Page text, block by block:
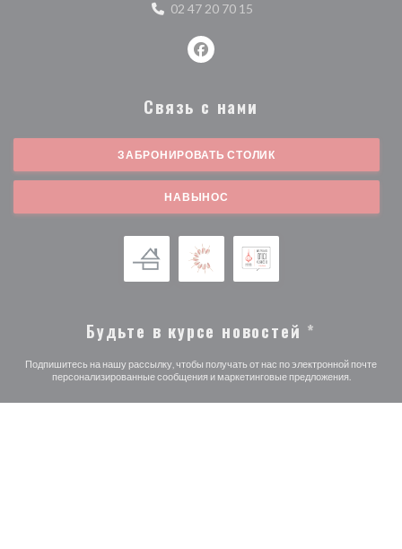
02 47 20 70 15
Facebook ((открывается в
Связь с нами
ЗАБРОНИРОВАТЬ СТОЛИК
НАВЫНОС
Будьте в курсе новостей *
Подпишитесь на нашу рассылку, чтобы получать от нас по электронной почте
персонализированные сообщения и маркетинговые предложения.